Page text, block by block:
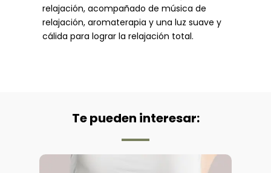
relajación, acompañado de música de
relajación, aromaterapia y una luz suave y
cálida para lograr la relajación total.
Te pueden interesar: